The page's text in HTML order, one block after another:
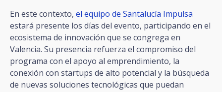
En este contexto, el equipo de Santalucía Impulsa
estará presente los días del evento, participando en el
ecosistema de innovación que se congrega en
Valencia. Su presencia refuerza el compromiso del
programa con el apoyo al emprendimiento, la
conexión con startups de alto potencial y la búsqueda
de nuevas soluciones tecnológicas que puedan